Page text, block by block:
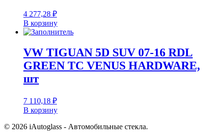
4 277,28 ₽
В корзину
VW TIGUAN 5D SUV 07-16 RDL
GREEN TC VENUS HARDWARE,
шт
7 110,18 ₽
В корзину
© 2026 iAutoglass - Автомобильные стекла.